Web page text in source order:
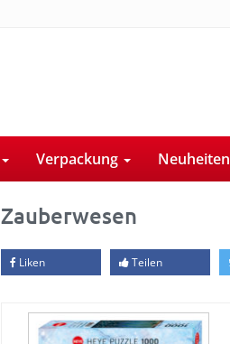
Verpackung Neuheiten
Zauberwesen
Liken Teilen